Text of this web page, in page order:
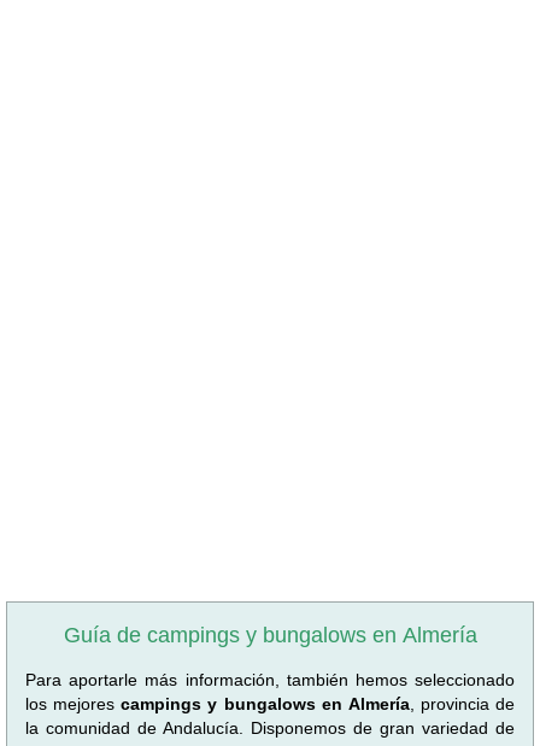
Guía de campings y bungalows en Almería
Para aportarle más información, también hemos seleccionado
los mejorescampings y bungalows en Almería, provincia de
la comunidad de Andalucía. Disponemos de gran variedad de